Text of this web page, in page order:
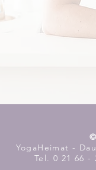
YogaHeimat -
Tel. 0 21 66 -